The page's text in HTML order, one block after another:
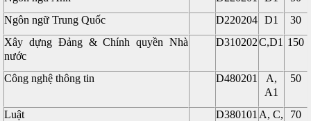
Ngôn ngữ Trung Quốc
D220204 D1
30
Xây dựng Đảng & Chính quyền Nhà
nước
D310202C,D1 150
Công nghệ thông tin D480201
A,
A1
50
Luật D380101 A, C,
70